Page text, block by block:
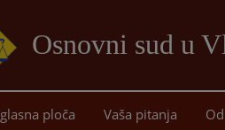
Osnovni sud u
ploča Vaša pitanja